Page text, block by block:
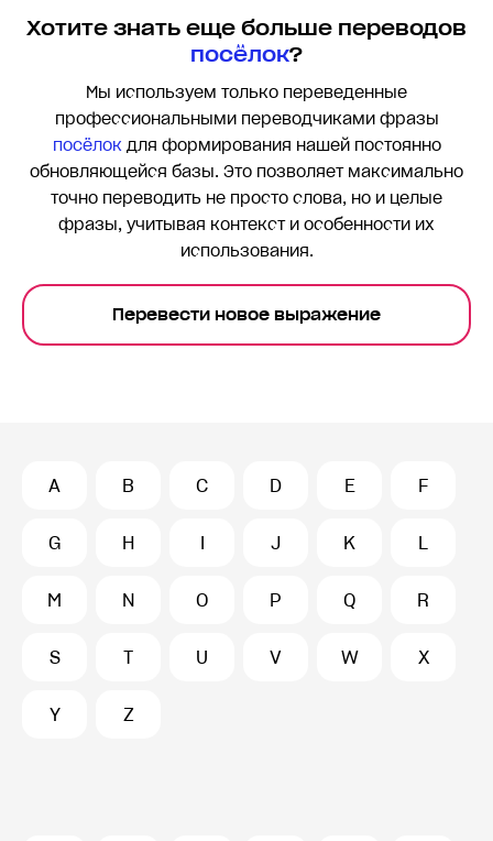
Хотите знать еще больше переводов
посёлок?
Мы используем только переведенные
профессиональными переводчиками фразы
посёлокдля формирования нашей постоянно
обновляющейся базы. Это позволяет максимально
точно переводить не просто слова, но и целые
фразы, учитывая контекст и особенности их
использования.
Перевести новое выражение
A B C D E F
G H I J K L
M N O P Q R
S T U V W X
Y Z